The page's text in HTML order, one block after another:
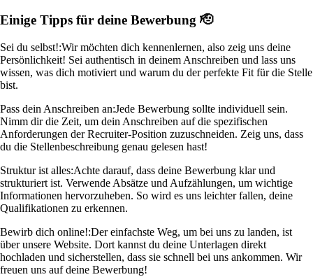
Einige Tipps für deine Bewerbung 🫡
Sei du selbst!:Wir möchten dich kennenlernen, also zeig uns deine
Persönlichkeit! Sei authentisch in deinem Anschreiben und lass uns
wissen, was dich motiviert und warum du der perfekte Fit für die Stelle
bist.
Pass dein Anschreiben an:Jede Bewerbung sollte individuell sein.
Nimm dir die Zeit, um dein Anschreiben auf die spezifischen
Anforderungen der Recruiter-Position zuzuschneiden. Zeig uns, dass
du die Stellenbeschreibung genau gelesen hast!
Struktur ist alles:Achte darauf, dass deine Bewerbung klar und
strukturiert ist. Verwende Absätze und Aufzählungen, um wichtige
Informationen hervorzuheben. So wird es uns leichter fallen, deine
Qualifikationen zu erkennen.
Bewirb dich online!:Der einfachste Weg, um bei uns zu landen, ist
über unsere Website. Dort kannst du deine Unterlagen direkt
hochladen und sicherstellen, dass sie schnell bei uns ankommen. Wir
freuen uns auf deine Bewerbung!